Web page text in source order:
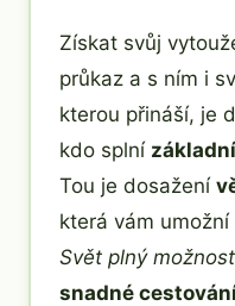
Získat svůj
průkaz a s ním i
kterou přináší, je
kdo splní
Tou je dosažení
která vám
Svět plný
snadné